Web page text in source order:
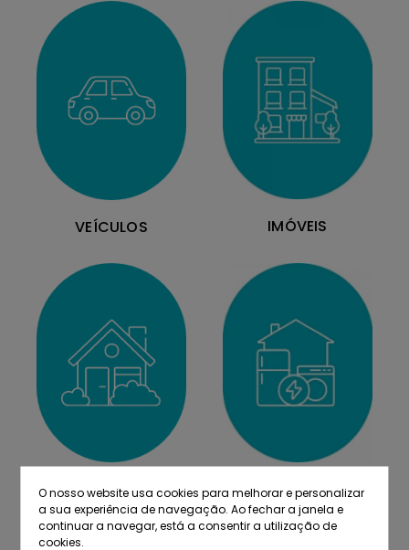
O nosso website usa cookies para melhorar e personalizar
a sua experiência de navegação. Ao fechar a janela e
continuar a navegar, está a consentir a utilização de
cookies.
VEÍCULOS IMÓVEIS
MOBILIÁRIO EQUIPAMENTOS